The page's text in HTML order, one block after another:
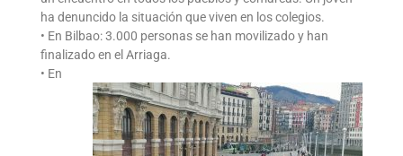
ha denuncido la situación que viven en los colegios.
• En Bilbao: 3.000 personas se han movilizado y han
finalizado en el Arriaga.
• En